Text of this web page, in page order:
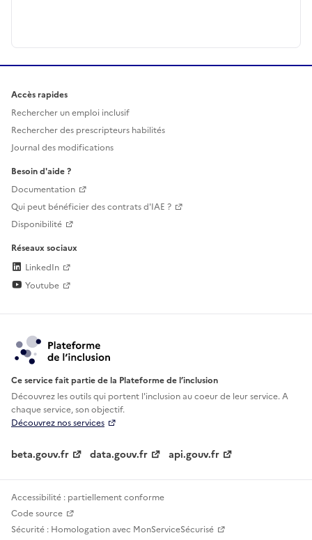
Accès rapides
Rechercher un emploi inclusif
Rechercher des prescripteurs habilités
Journal des modifications
Besoin d'aide ?
Documentation
Qui peut bénéficier des contrats d'IAE ?
Disponibilité
Réseaux sociaux
LinkedIn
Youtube
Ce service fait partie de la Plateforme de l’inclusion
Découvrez les outils qui portent l'inclusion aucoeur de leur service. A
chaque service, son objectif.
Découvrez nos services
beta.gouv.fr data.gouv.fr api.gouv.fr
Accessibilité : partiellement conforme
Code source
Sécurité : Homologation avec MonServiceSécurisé